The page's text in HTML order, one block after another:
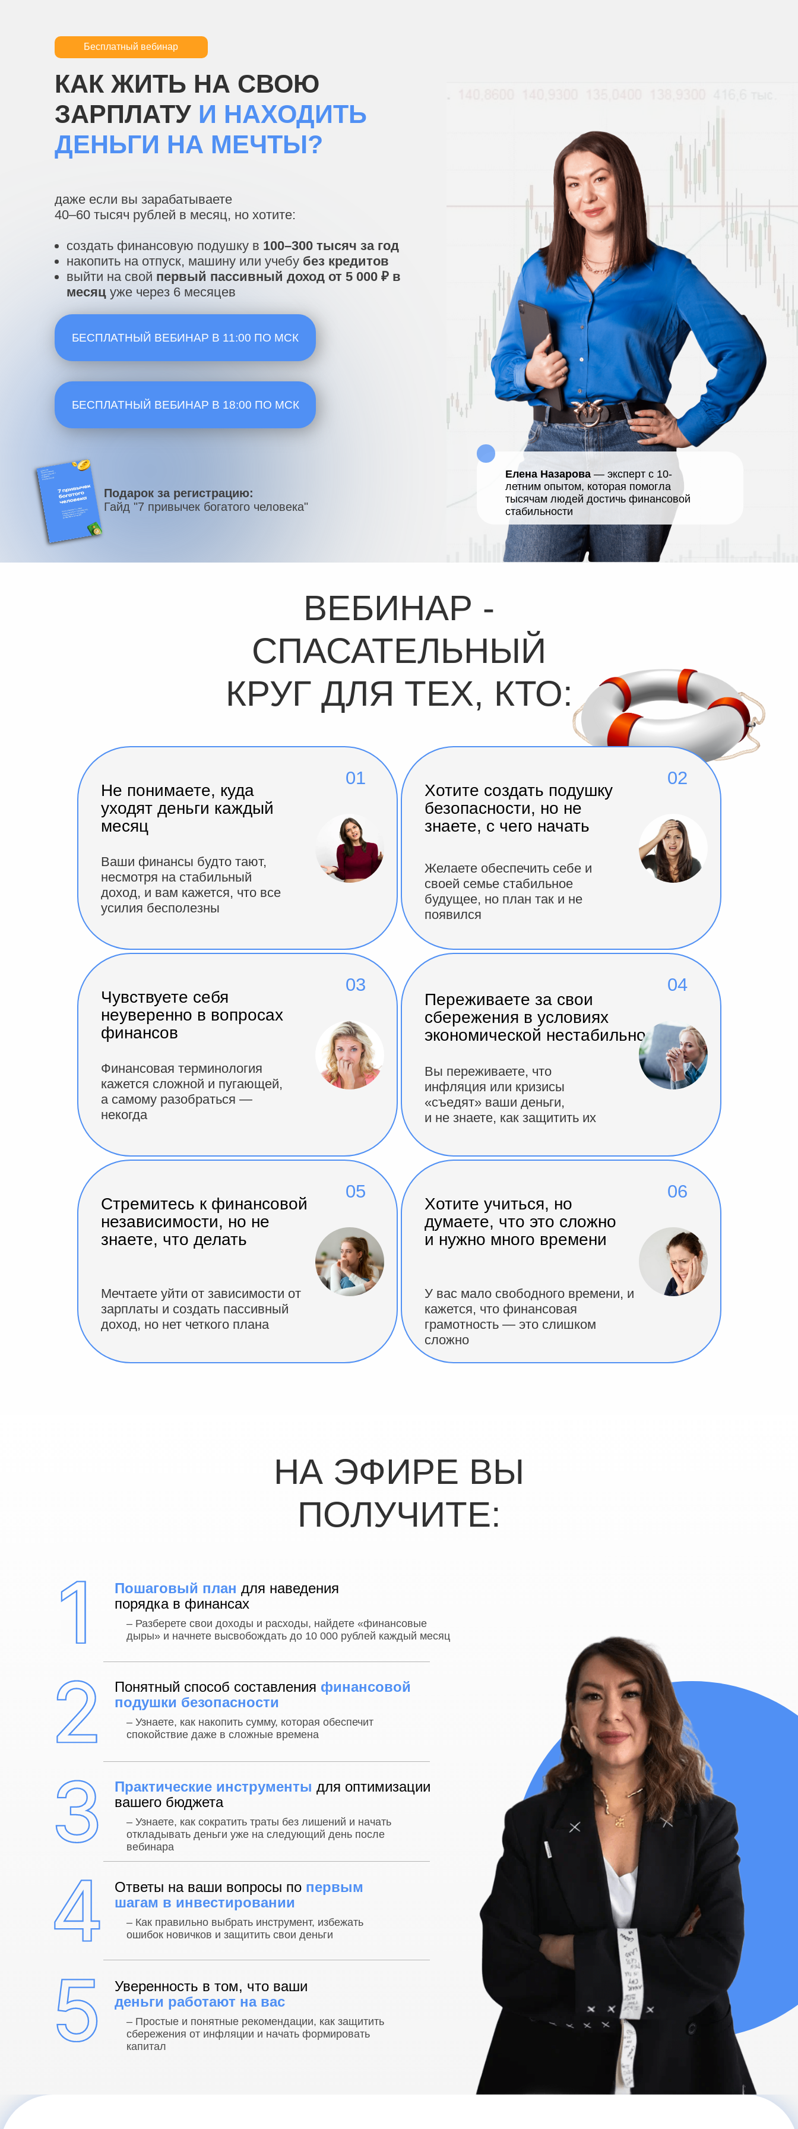
КАК ЖИТЬ НА СВОЮ
ЗАРПЛАТУ И НАХОДИТЬ
ДЕНЬГИ НА МЕЧТЫ?
БЕСПЛАТНЫЙ ВЕБИНАР В 18:00 ПО МСК
БЕСПЛАТНЫЙ ВЕБИНАР В 11:00 ПО МСК
Бесплатный вебинар
Елена Назарова— эксперт с 10-
летним опытом, которая помогла
тысячам людей достичь финансовой
стабильности
Подарок за регистрацию:
Гайд "7 привычек богатого человека"
даже если вы зарабатываете
40–60 тысяч рублей в месяц, но хотите:
создать финансовую подушку в 100–300 тысяч за год
накопить на отпуск, машину или учебу без кредитов
выйти на свой первый пассивный доход от 5 000 ₽ в
месяц уже через 6 месяцев
ВЕБИНАР -
СПАСАТЕЛЬНЫЙ
КРУГ ДЛЯ ТЕХ, КТО:
Переживаете за свои
сбережения в условиях
экономической нестабильности
Вы переживаете, что
инфляция или кризисы
«съедят» ваши деньги,
и не знаете, как защитить их
04
Не понимаете, куда
уходят деньги каждый
месяц
Ваши финансы будто тают,
несмотря на стабильный
доход, и вам кажется, что все
усилия бесполезны
01
Хотите учиться, но
думаете, что это сложно
и нужно много времени
У вас мало свободного времени, и
кажется, что финансовая
грамотность — это слишком
сложно
06
Стремитесь к финансовой
независимости, но не
знаете, что делать
Мечтаете уйти от зависимости от
зарплаты и создать пассивный
доход, но нет четкого плана
05
Чувствуете себя
неуверенно в вопросах
финансов
Финансовая терминология
кажется сложной и пугающей,
а самому разобраться —
некогда
03
Хотите создать подушку
безопасности, но не
знаете, с чего начать
Желаете обеспечить себе и
своей семье стабильное
будущее, но план так и не
появился
02
Понятный способ составления финансовой
подушки безопасности
– Узнаете, как накопить сумму, которая обеспечит
спокойствие даже в сложные времена
Уверенность в том, что ваши
деньги работают на вас
– Простые и понятные рекомендации, как защитить
сбережения от инфляции и начать формировать
капитал
Практические инструменты для оптимизации
вашего бюджета
– Узнаете, как сократить траты без лишений и начать
откладывать деньги уже на следующий день после
вебинара
Ответы на ваши вопросы по первым
шагам в инвестировании
– Как правильно выбрать инструмент, избежать
ошибок новичков и защитить свои деньги
Пошаговый план для наведения
порядка в финансах
– Разберете свои доходы и расходы, найдете «финансовые
дыры» и начнете высвобождать до 10 000 рублей каждый месяц
НА ЭФИРЕ ВЫ
ПОЛУЧИТЕ: